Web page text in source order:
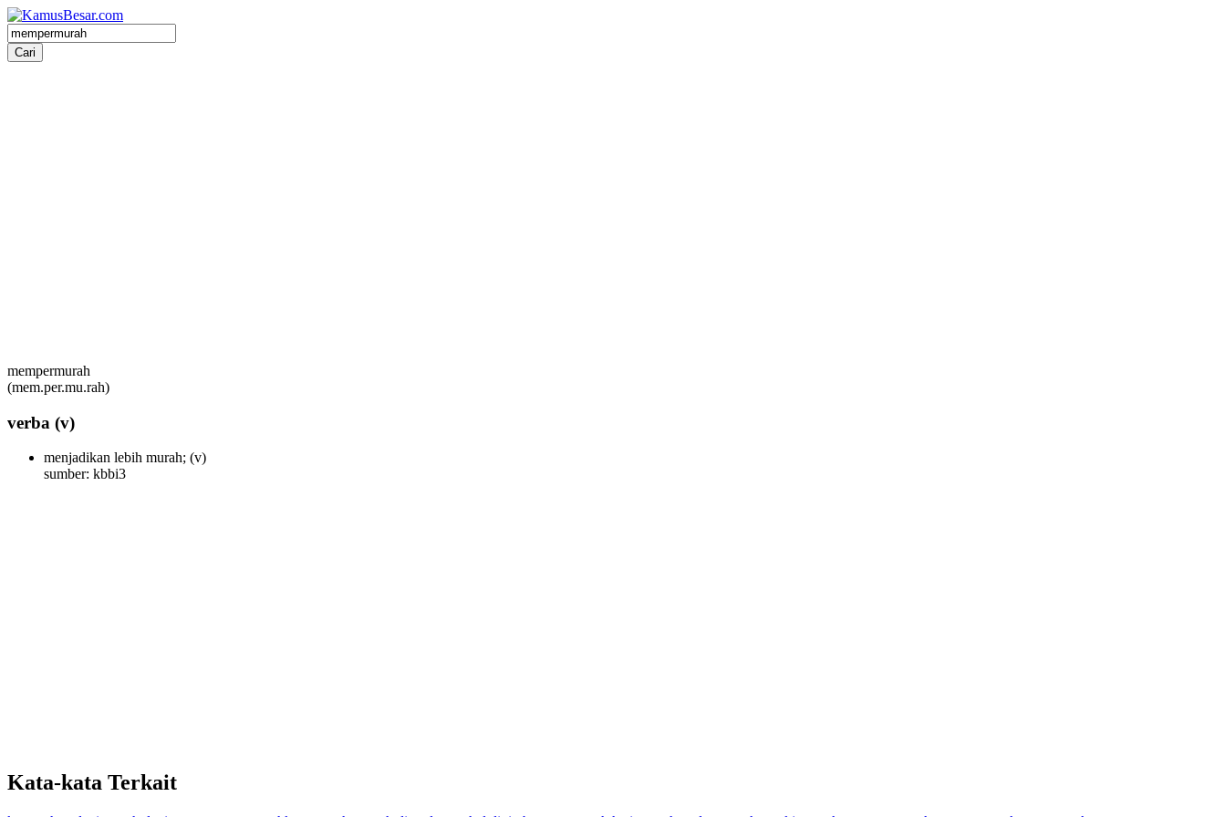
mempermurah
(mem.per.mu.rah)
verba (v)
menjadikan lebih murah; (v)
sumber: kbbi3
Kata-kata Terkait